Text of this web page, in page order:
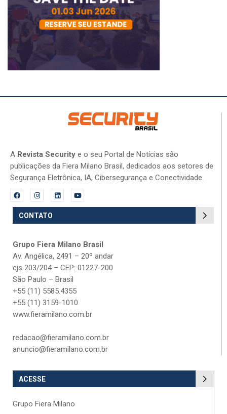
A Revista Security e o seu Portal de Notícias são
publicações da Fiera Milano Brasil, dedicados aos setores de
Segurança Eletrônica, IA, Cibersegurança e Conectividade.
CONTATO
Grupo Fiera Milano Brasil
Av. Angélica, 2491 – 20º andar
cjs 203/204 – CEP: 01227-200
São Paulo – Brasil
+55 (11) 5585.4355
+55 (11) 3159-1010
www.fieramilano.com.br
redacao@fieramilano.com.br
anuncio@fieramilano.com.br
ACESSE
Grupo Fiera Milano